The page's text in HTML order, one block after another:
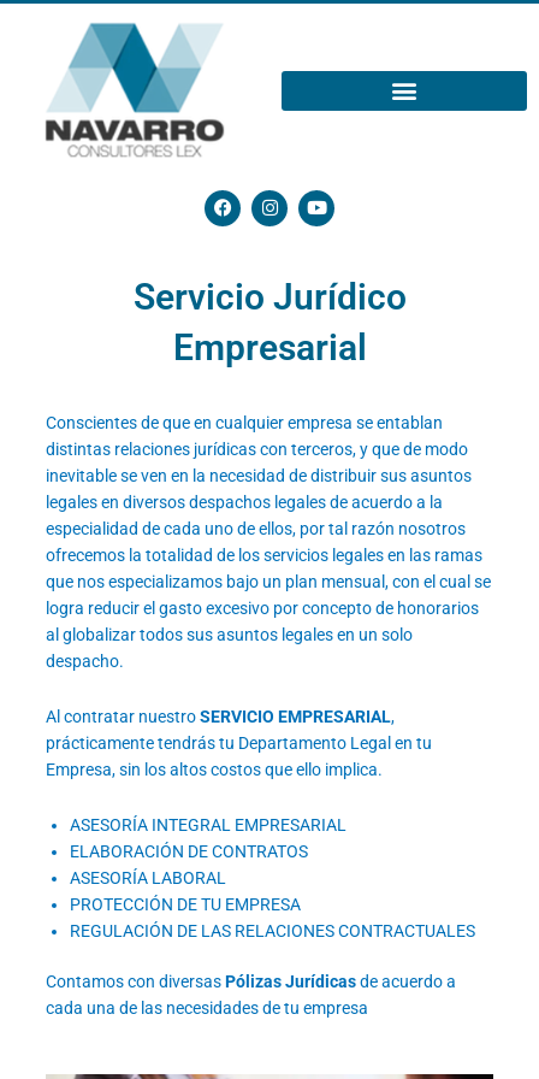
contenido
F
a
c
o
o
I
n
s
r
m
Y
o
u
b
e
Servicio Jurídico
Empresarial
Conscientes de que en cualquier empresa se entablan
distintas relaciones jurídicas con terceros, y que de modo
inevitable se ven en la necesidad de distribuir sus asuntos
legales en diversos despachos legales de acuerdo a la
especialidad de cada uno de ellos, por tal razón nosotros
ofrecemos la totalidad de los servicios legales en las ramas
que nos especializamos bajo un plan mensual, con el cual se
logra reducir el gasto excesivo por concepto de honorarios
al globalizar todos sus asuntos legales en un solo
despacho.
Al contratar nuestroSERVICIO EMPRESARIAL,
prácticamente tendrás tu Departamento Legal en tu
Empresa, sin los altos costos que ello implica.
ASESORÍA INTEGRAL EMPRESARIAL
ELABORACIÓN DE CONTRATOS
ASESORÍA LABORAL
PROTECCIÓN DE TU EMPRESA
REGULACIÓN DE LAS RELACIONES CONTRACTUALES
Contamos con diversasPólizas Jurídicasde acuerdo a
cada una de las necesidades de tu empresa